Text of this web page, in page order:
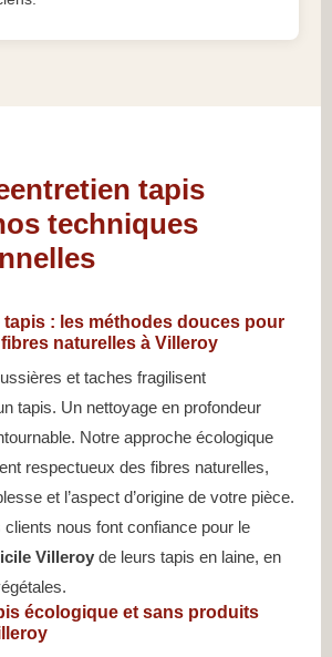
tapis
techniques
tapis : les méthodes douces pour
naturelles à Villeroy
et taches fragilisent
tapis. Un nettoyage en profondeur
Notre approche écologique
respectueux des fibres naturelles,
et l’aspect d’origine de votre pièce.
clients nous font confiance pour le
Villeroy de leurs tapis en laine, en
écologique et sans produits